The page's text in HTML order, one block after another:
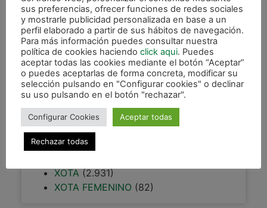
apasionante ante el Triman Navarra. El conjunto
local consiguió marcharse al descanso con una
ventaja de
LEER MÁS »
8 abril, 2013
CATEGORÍAS
XOTA(2.931)
XOTA FEMENINO (82)
sus preferencias, ofrecer funciones de redes sociales
y mostrarle publicidad personalizada en base a un
perfil elaborado a partir de sus hábitos de navegación.
Para más información puedes consultar nuestra
política de cookies haciendo click aqui. Puedes
aceptar todas las cookies mediante el botón “Aceptar”
o puedes aceptarlas de forma concreta, modificar su
selección pulsando en "Configurar cookies" o declinar
su uso pulsando en el botón "rechazar".
Configurar Cookies Aceptar todas
Rechazar todas